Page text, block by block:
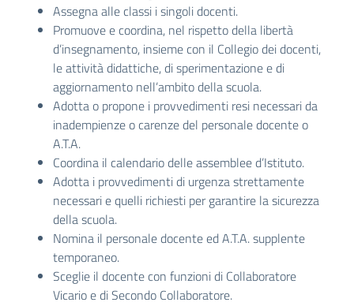
Assegna alle classi i singoli docenti.
Promuove e coordina, nel rispetto della libertà
d’insegnamento, insieme con il Collegio dei docenti,
le attività didattiche, di sperimentazione e di
aggiornamento nell’ambito della scuola.
Adotta o propone i provvedimenti resi necessari da
inadempienze o carenze del personale docente o
A.T.A.
Coordina il calendario delle assemblee d’Istituto.
Adotta i provvedimenti di urgenza strettamente
necessari e quelli richiesti per garantire la sicurezza
della scuola.
Nomina il personale docente ed A.T.A. supplente
temporaneo.
Sceglie il docente con funzioni di Collaboratore
Vicario e di Secondo Collaboratore.